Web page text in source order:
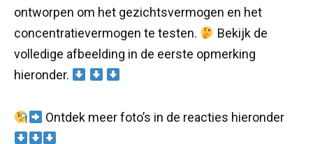
ontworpen om het gezichtsvermogen en het
concentratievermogen te testen.
Bekijk de
volledige afbeelding in de eerste opmerking
hieronder.
Ontdek meer foto’s in de reacties hieronder